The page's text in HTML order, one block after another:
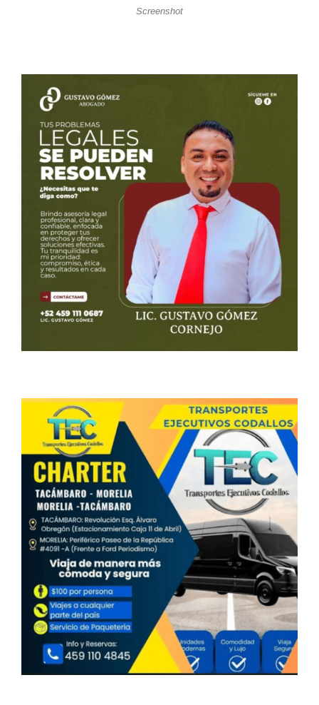
Screenshot